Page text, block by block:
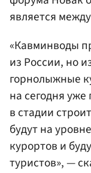
является
«Кавминводы
из России, но
горнолыжные
на сегодня уже
в стадии
будут на
курортов и
туристов», —